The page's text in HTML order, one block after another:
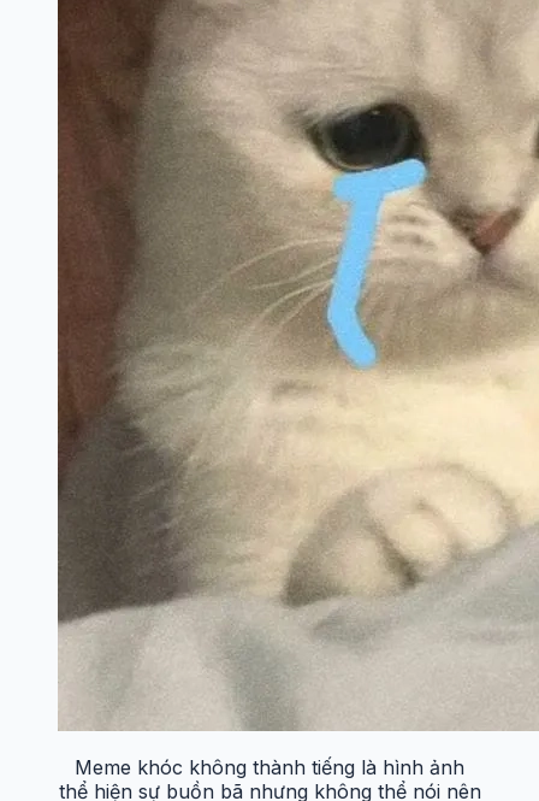
Meme khóc không thành tiếng là hình ảnh
thể hiện sự buồn bã nhưng không thể nói nên